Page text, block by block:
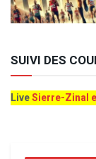
SUIVI DES
LiveSierre-Zinal